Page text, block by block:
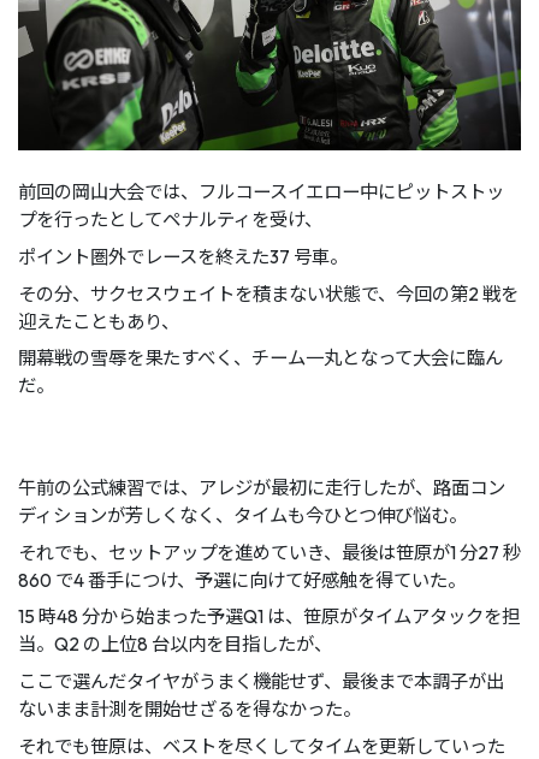
前回の岡山大会では、フルコースイエロー中にピットストッ
プを行ったとしてペナルティを受け、
ポイント圏外でレースを終えた37 号車。
その分、サクセスウェイトを積まない状態で、今回の第2 戦を
迎えたこともあり、
開幕戦の雪辱を果たすべく、チーム一丸となって大会に臨ん
だ。
午前の公式練習では、アレジが最初に走行したが、路面コン
ディションが芳しくなく、タイムも今ひとつ伸び悩む。
それでも、セットアップを進めていき、最後は笹原が1 分27 秒
860 で4 番手につけ、予選に向けて好感触を得ていた。
15 時48 分から始まった予選Q1 は、笹原がタイムアタックを担
当。Q2 の上位8 台以内を目指したが、
ここで選んだタイヤがうまく機能せず、最後まで本調子が出
ないまま計測を開始せざるを得なかった。
それでも笹原は、ベストを尽くしてタイムを更新していった